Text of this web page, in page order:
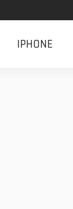
IPHONE